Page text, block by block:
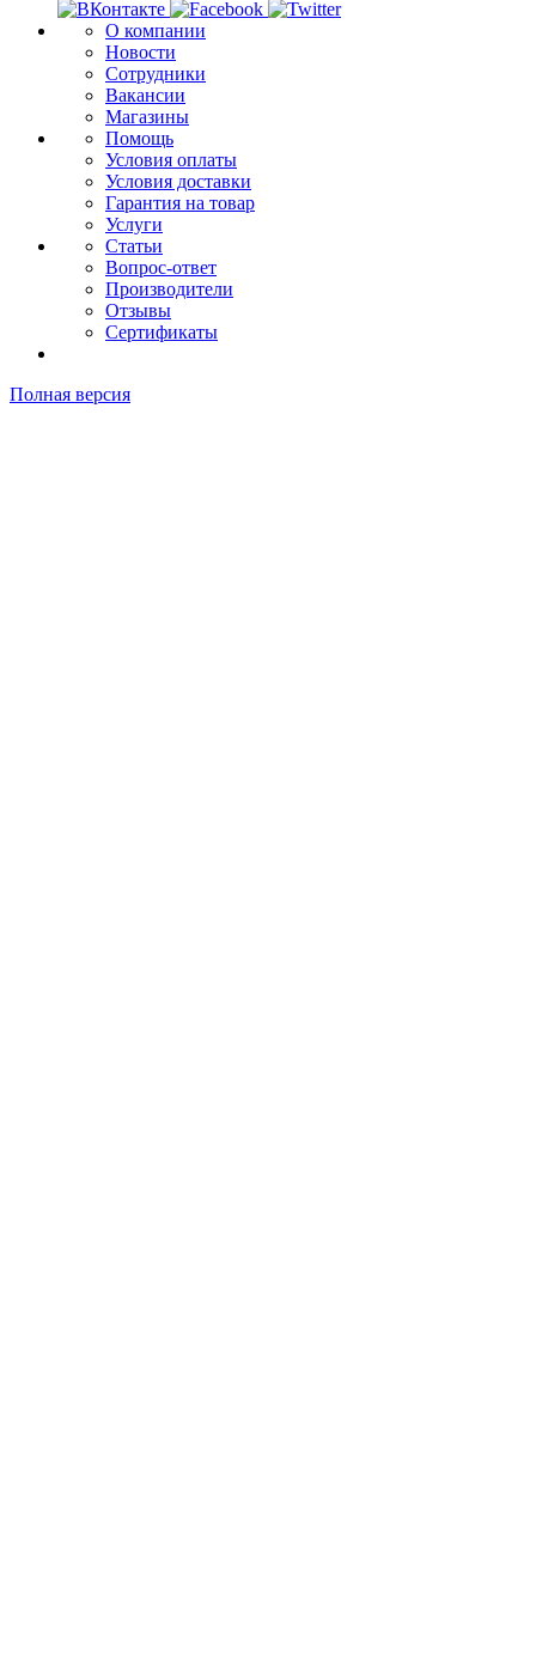
О компании
Новости
Сотрудники
Вакансии
Магазины
Помощь
Условия оплаты
Условия доставки
Гарантия на товар
Услуги
Статьи
Вопрос-ответ
Производители
Отзывы
Сертификаты
Полная версия